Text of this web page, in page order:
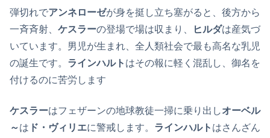
弾切れでアンネローゼが身を挺し立ち塞がると、後方から
一斉斉射、 ケスラーの登場で場は収まり、 ヒルダは産気づ
いています。男児が生まれ、全人類社会で最も高名な乳児
の誕生です。 ラインハルト はその報に軽く混乱し、御名を
付けるのに苦労します
ケスラーはフェザーンの地球教徒一掃に乗り出しオーベル
～は ド・ヴィリエに警戒します。 ラインハルト はさんざん